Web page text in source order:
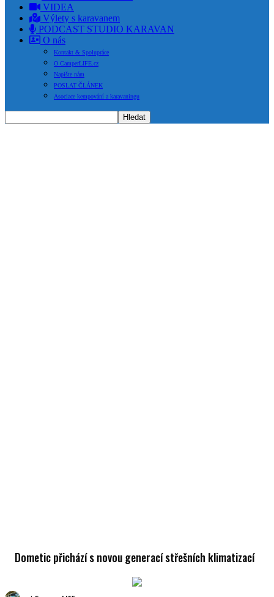
VIDEA
Výlety s karavanem
PODCAST STUDIO KARAVAN
O nás
Kontakt & Spolupráce
O CamperLIFE.cz
Napište nám
POSLAT ČLÁNEK
Asociace kempování a karavaningu
Dometic přichází s novou generací střešních klimatizací